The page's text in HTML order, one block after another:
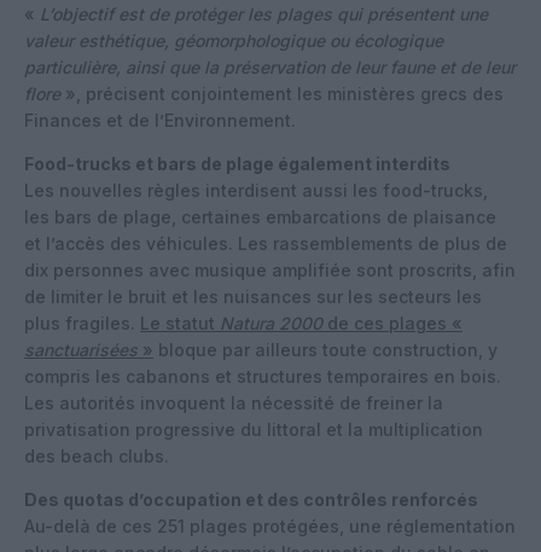
« L’objectif est de protéger les plages qui présentent une
valeur esthétique, géomorphologique ou écologique
particulière, ainsi que la préservation de leur faune et de leur
flore », précisent conjointement les ministères grecs des
Finances et de l’Environnement.
Food-trucks et bars de plage également interdits
Les nouvelles règles interdisent aussi les food-trucks,
les bars de plage, certaines embarcations de plaisance
et l’accès des véhicules. Les rassemblements de plus de
dix personnes avec musique amplifiée sont proscrits, afin
de limiter le bruit et les nuisances sur les secteurs les
plus fragiles. Le statut Natura 2000de ces plages «
sanctuarisées » bloque par ailleurs toute construction, y
compris les cabanons et structures temporaires en bois.
Les autorités invoquent la nécessité de freiner la
privatisation progressive du littoral et la multiplication
des beach clubs.
Des quotas d’occupation et des contrôles renforcés
Au-delà de ces 251 plages protégées, une réglementation